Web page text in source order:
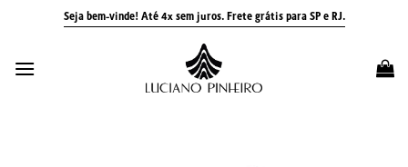
Seja bem-vinde! Até 4x sem juros. Frete grátis para SP e RJ.